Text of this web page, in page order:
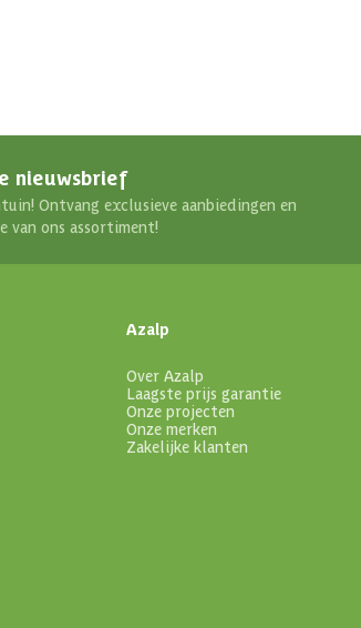
nieuwsbrief
Ontvang exclusieve aanbiedingen en
van ons assortiment!
Azalp
Over Azalp
Laagste prijs garantie
Onze projecten
Onze merken
Zakelijke klanten